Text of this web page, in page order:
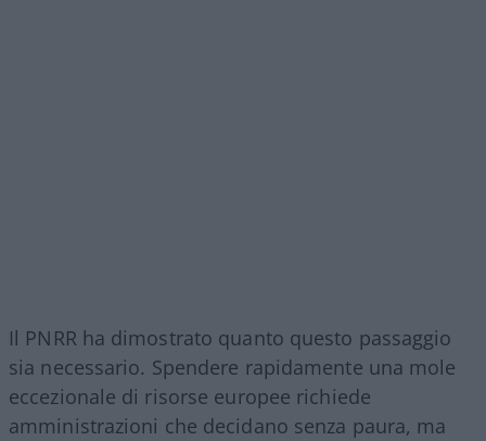
Il PNRR ha dimostrato quanto questo passaggio
sia necessario. Spendere rapidamente una mole
eccezionale di risorse europee richiede
amministrazioni che decidano senza paura, ma